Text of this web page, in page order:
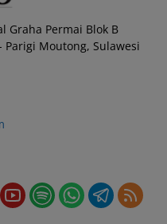
Graha Permai Blok B
Moutong, Sulawesi